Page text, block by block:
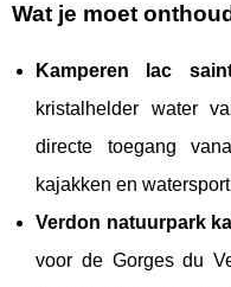
Wat je moet
Kamperen lac
kristalhelder water
directe toegang
kajakken en watersport
Verdon natuurpark
voor de Gorges du